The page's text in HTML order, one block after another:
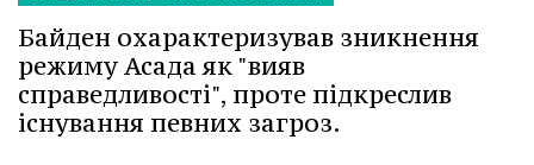
Байден охарактеризував зникнення
режиму Асада як "вияв
справедливості", проте підкреслив
існування певних загроз.